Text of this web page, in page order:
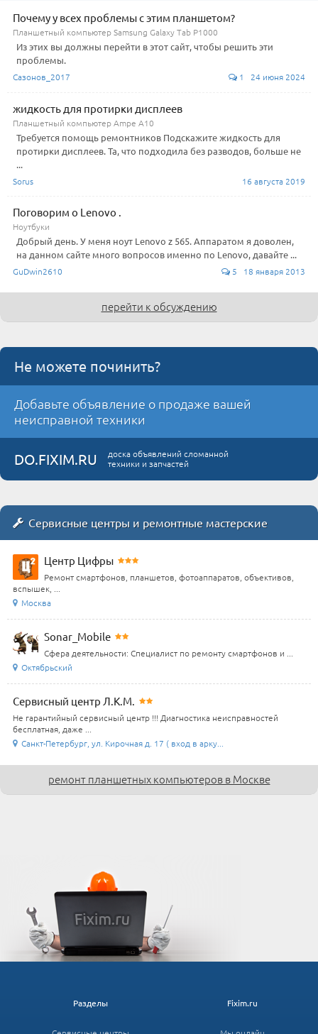
Почему у всех проблемы с этим планшетом?
Планшетный компьютер Samsung Galaxy Tab P1000
Из этих вы должны перейти в этот сайт, чтобы решить эти
проблемы.
Сазонов_2017 1 24 июня 2024
жидкость для протирки дисплеев
Планшетный компьютер Ampe A10
Требуется помощь ремонтников Подскажите жидкость для
протирки дисплеев. Та, что подходила без разводов, больше не
...
Sorus 16 августа 2019
Поговорим о Lenovo .
Ноутбуки
Добрый день. У меня ноут Lenovo z 565. Аппаратом я доволен,
на данном сайте много вопросов именно по Lenovo, давайте ...
GuDwin2610 5 18 января 2013
перейти к обсуждению
Не можете починить?
Добавьте объявление о продаже вашей
неисправной техники
DO.FIXIM.RU
доска объявлений сломанной
техники и запчастей
Сервисные центры и ремонтные мастерские
Центр Цифры
Ремонт смартфонов, планшетов, фотоаппаратов, объективов,
вспышек, ...
Москва
Sonar_Mobile
Сфера деятельности: Специалист по ремонту смартфонов и ...
Октябрьский
Сервисный центр Л.К.М.
Не гарантийный сервисный центр !!! Диагностика неисправностей
бесплатная, даже ...
Санкт-Петербург, ул. Кирочная д. 17 ( вход в арку...
ремонт планшетных компьютеров в Москве
Fixim.ru
Разделы